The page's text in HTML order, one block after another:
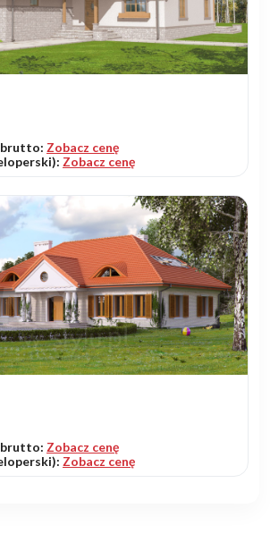
brutto: Zobacz cenę
Zobacz cenę
brutto: Zobacz cenę
Zobacz cenę